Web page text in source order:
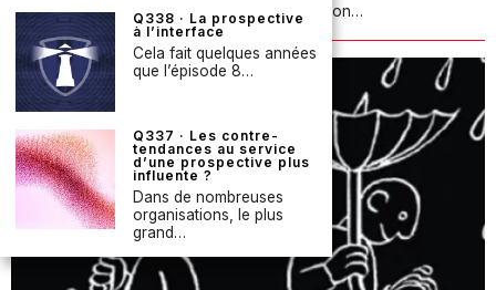
programme de prospective. Pour chaque action…
Q338 · La prospective
à l’interface
Cela fait quelques années
que l’épisode 8…
Q337 · Les contre-
tendances au service
d’une prospective plus
influente ?
Dans de nombreuses
organisations, le plus
grand…